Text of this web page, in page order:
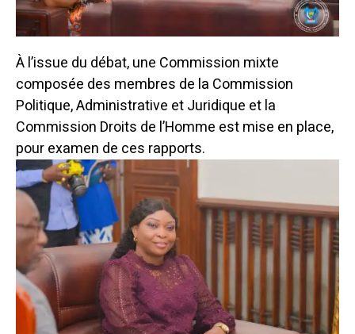
À l’issue du débat, une Commission mixte
composée des membres de la Commission
Politique, Administrative et Juridique et la
Commission Droits de l’Homme est mise en place,
pour examen de ces rapports.